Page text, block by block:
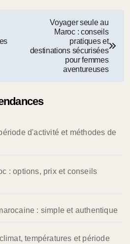
Voyager seule au
Maroc : conseils
pratiques et
destinations sécurisées
pour femmes
aventureuses
d'activité et méthodes de
: options, prix et conseils
: simple et authentique
températures et période